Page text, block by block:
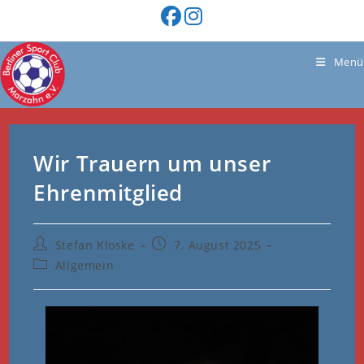
springen
Menü
Wir Trauern um unser
Ehrenmitglied
Beitrags-
Autor:
Stefan Kloske
Beitrag7. August 2025
Beitrags-
Allgemein